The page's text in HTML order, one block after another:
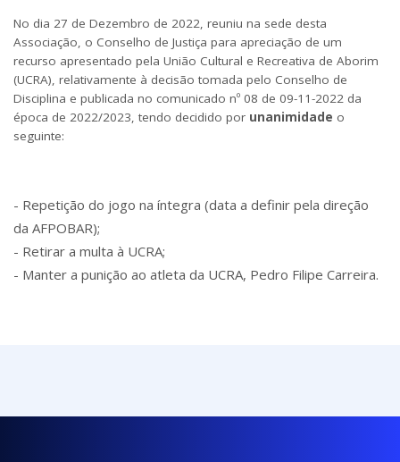
No dia 27 de Dezembro de 2022, reuniu na sede desta
Associação, o Conselho de Justiça para apreciação de um
recurso apresentado pela União Cultural e Recreativa de Aborim
(UCRA), relativamente à decisão tomada pelo Conselho de
Disciplina e publicada no comunicado nº 08 de 09-11-2022 da
época de 2022/2023, tendo decidido por unanimidade o
seguinte:
- Repetição do jogo na íntegra (data a definir pela direção
da AFPOBAR);
- Retirar a multa à UCRA;
- Manter a punição ao atleta da UCRA, Pedro Filipe Carreira.